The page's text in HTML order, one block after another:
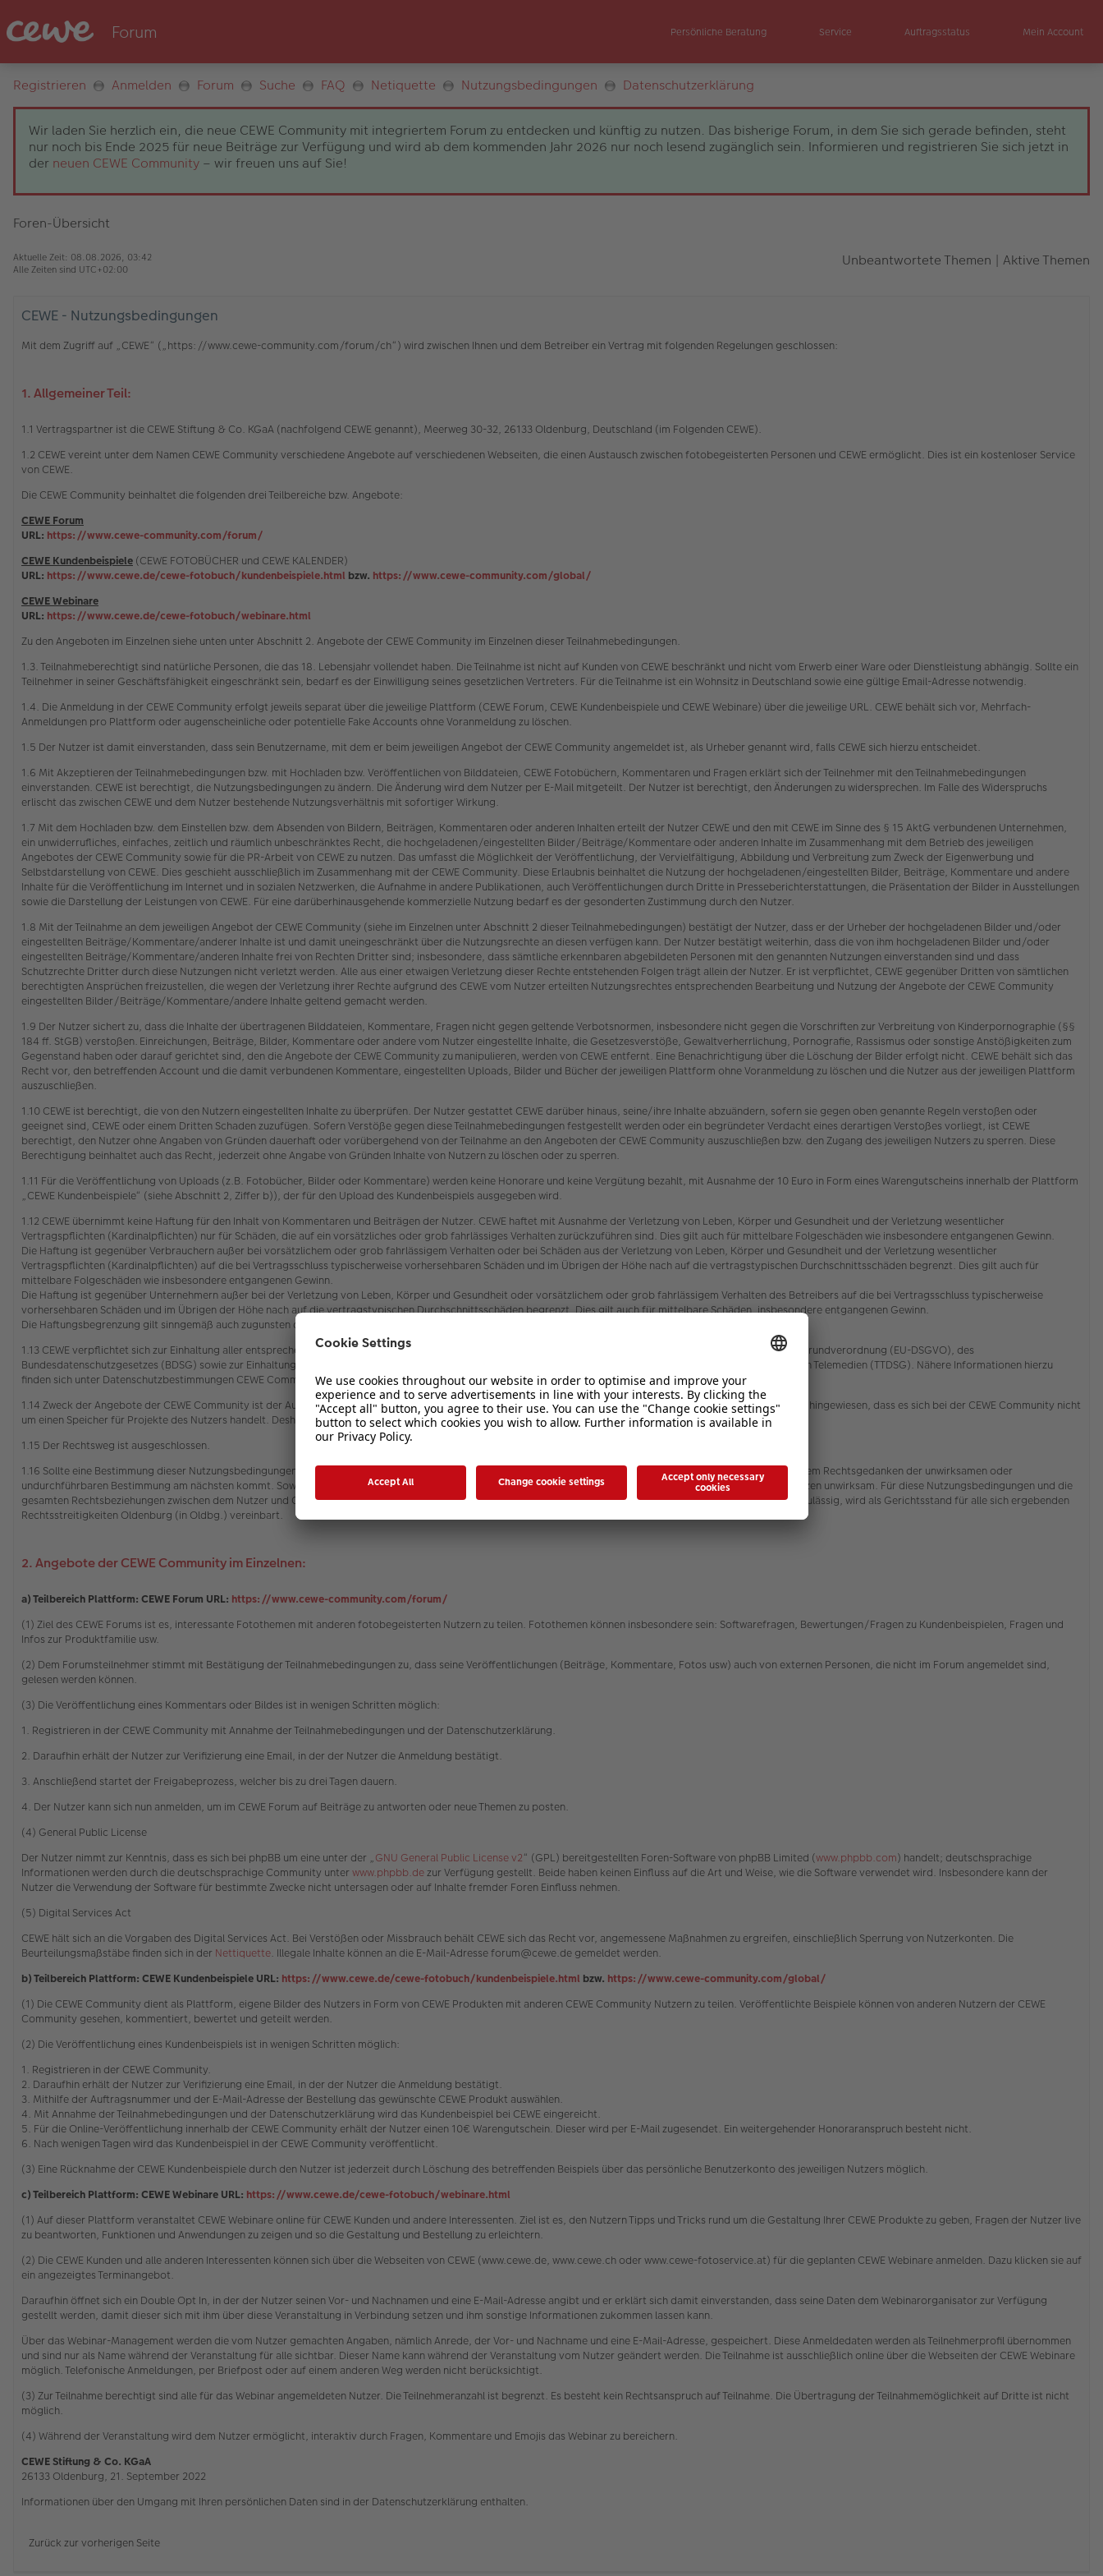
Persönliche Beratung Service Auftragsstatus Mein Account
Registrieren Anmelden Forum Suche FAQ Netiquette Nutzungsbedingungen Datenschutzerklärung
Wir laden Sie herzlich ein, die neue CEWE Community mit integriertem Forum zu entdecken und künftig zu nutzen. Das bisherige Forum, in dem Sie sich gerade befinden, steht
nur noch bis Ende 2025 für neue Beiträge zur Verfügung und wird ab dem kommenden Jahr 2026 nur noch lesend zugänglich sein. Informieren und registrieren Sie sich jetzt in
der neuen CEWE Community – wir freuen uns auf Sie!
Foren-Übersicht
Aktuelle Zeit: 08.08.2026, 03:42
Alle Zeiten sind UTC+02:00 Unbeantwortete Themen | Aktive Themen
CEWE - Nutzungsbedingungen
Mit dem Zugriff auf „CEWE“ („https://www.cewe-community.com/forum/ch“) wird zwischen Ihnen und dem Betreiber ein Vertrag mit folgenden Regelungen geschlossen:
1. Allgemeiner Teil:
1.1 Vertragspartner ist die CEWE Stiftung & Co. KGaA (nachfolgend CEWE genannt), Meerweg 30-32, 26133 Oldenburg, Deutschland (im Folgenden CEWE).
1.2 CEWE vereint unter dem Namen CEWE Community verschiedene Angebote auf verschiedenen Webseiten, die einen Austausch zwischen fotobegeisterten Personen und CEWE ermöglicht. Dies ist ein kostenloser Service
von CEWE.
Die CEWE Community beinhaltet die folgenden drei Teilbereiche bzw. Angebote:
CEWE Forum
URL: https://www.cewe-community.com/forum/
CEWE Kundenbeispiele (CEWE FOTOBÜCHER und CEWE KALENDER)
URL: https://www.cewe.de/cewe-fotobuch/kundenbeispiele.html bzw. https://www.cewe-community.com/global/
CEWE Webinare
URL: https://www.cewe.de/cewe-fotobuch/webinare.html
Zu den Angeboten im Einzelnen siehe unten unter Abschnitt 2. Angebote der CEWE Community im Einzelnen dieser Teilnahmebedingungen.
1.3. Teilnahmeberechtigt sind natürliche Personen, die das 18. Lebensjahr vollendet haben. Die Teilnahme ist nicht auf Kunden von CEWE beschränkt und nicht vom Erwerb einer Ware oder Dienstleistung abhängig. Sollte ein
Teilnehmer in seiner Geschäftsfähigkeit eingeschränkt sein, bedarf es der Einwilligung seines gesetzlichen Vertreters. Für die Teilnahme ist ein Wohnsitz in Deutschland sowie eine gültige Email-Adresse notwendig.
1.4. Die Anmeldung in der CEWE Community erfolgt jeweils separat über die jeweilige Plattform (CEWE Forum, CEWE Kundenbeispiele und CEWE Webinare) über die jeweilige URL. CEWE behält sich vor, Mehrfach-
Anmeldungen pro Plattform oder augenscheinliche oder potentielle Fake Accounts ohne Voranmeldung zu löschen.
1.5 Der Nutzer ist damit einverstanden, dass sein Benutzername, mit dem er beim jeweiligen Angebot der CEWE Community angemeldet ist, als Urheber genannt wird, falls CEWE sich hierzu entscheidet.
1.6 Mit Akzeptieren der Teilnahmebedingungen bzw. mit Hochladen bzw. Veröffentlichen von Bilddateien, CEWE Fotobüchern, Kommentaren und Fragen erklärt sich der Teilnehmer mit den Teilnahmebedingungen
einverstanden. CEWE ist berechtigt, die Nutzungsbedingungen zu ändern. Die Änderung wird dem Nutzer per E-Mail mitgeteilt. Der Nutzer ist berechtigt, den Änderungen zu widersprechen. Im Falle des Widerspruchs
erlischt das zwischen CEWE und dem Nutzer bestehende Nutzungsverhältnis mit sofortiger Wirkung.
1.7 Mit dem Hochladen bzw. dem Einstellen bzw. dem Absenden von Bildern, Beiträgen, Kommentaren oder anderen Inhalten erteilt der Nutzer CEWE und den mit CEWE im Sinne des § 15 AktG verbundenen Unternehmen,
ein unwiderrufliches, einfaches, zeitlich und räumlich unbeschränktes Recht, die hochgeladenen/eingestellten Bilder/Beiträge/Kommentare oder anderen Inhalte im Zusammenhang mit dem Betrieb des jeweiligen
Angebotes der CEWE Community sowie für die PR-Arbeit von CEWE zu nutzen. Das umfasst die Möglichkeit der Veröffentlichung, der Vervielfältigung, Abbildung und Verbreitung zum Zweck der Eigenwerbung und
Selbstdarstellung von CEWE. Dies geschieht ausschließlich im Zusammenhang mit der CEWE Community. Diese Erlaubnis beinhaltet die Nutzung der hochgeladenen/eingestellten Bilder, Beiträge, Kommentare und andere
Inhalte für die Veröffentlichung im Internet und in sozialen Netzwerken, die Aufnahme in andere Publikationen, auch Veröffentlichungen durch Dritte in Presseberichterstattungen, die Präsentation der Bilder in Ausstellungen
sowie die Darstellung der Leistungen von CEWE. Für eine darüberhinausgehende kommerzielle Nutzung bedarf es der gesonderten Zustimmung durch den Nutzer.
1.8 Mit der Teilnahme an dem jeweiligen Angebot der CEWE Community (siehe im Einzelnen unter Abschnitt 2 dieser Teilnahmebedingungen) bestätigt der Nutzer, dass er der Urheber der hochgeladenen Bilder und/oder
eingestellten Beiträge/Kommentare/anderer Inhalte ist und damit uneingeschränkt über die Nutzungsrechte an diesen verfügen kann. Der Nutzer bestätigt weiterhin, dass die von ihm hochgeladenen Bilder und/oder
eingestellten Beiträge/Kommentare/anderen Inhalte frei von Rechten Dritter sind; insbesondere, dass sämtliche erkennbaren abgebildeten Personen mit den genannten Nutzungen einverstanden sind und dass
Schutzrechte Dritter durch diese Nutzungen nicht verletzt werden. Alle aus einer etwaigen Verletzung dieser Rechte entstehenden Folgen trägt allein der Nutzer. Er ist verpflichtet, CEWE gegenüber Dritten von sämtlichen
berechtigten Ansprüchen freizustellen, die wegen der Verletzung ihrer Rechte aufgrund des CEWE vom Nutzer erteilten Nutzungsrechtes entsprechenden Bearbeitung und Nutzung der Angebote der CEWE Community
eingestellten Bilder/Beiträge/Kommentare/andere Inhalte geltend gemacht werden.
1.9 Der Nutzer sichert zu, dass die Inhalte der übertragenen Bilddateien, Kommentare, Fragen nicht gegen geltende Verbotsnormen, insbesondere nicht gegen die Vorschriften zur Verbreitung von Kinderpornographie (§§
184 ff. StGB) verstoßen. Einreichungen, Beiträge, Bilder, Kommentare oder andere vom Nutzer eingestellte Inhalte, die Gesetzesverstöße, Gewaltverherrlichung, Pornografie, Rassismus oder sonstige Anstößigkeiten zum
Gegenstand haben oder darauf gerichtet sind, den die Angebote der CEWE Community zu manipulieren, werden von CEWE entfernt. Eine Benachrichtigung über die Löschung der Bilder erfolgt nicht. CEWE behält sich das
Recht vor, den betreffenden Account und die damit verbundenen Kommentare, eingestellten Uploads, Bilder und Bücher der jeweiligen Plattform ohne Voranmeldung zu löschen und die Nutzer aus der jeweiligen Plattform
auszuschließen.
1.10 CEWE ist berechtigt, die von den Nutzern eingestellten Inhalte zu überprüfen. Der Nutzer gestattet CEWE darüber hinaus, seine/ihre Inhalte abzuändern, sofern sie gegen oben genannte Regeln verstoßen oder
geeignet sind, CEWE oder einem Dritten Schaden zuzufügen. Sofern Verstöße gegen diese Teilnahmebedingungen festgestellt werden oder ein begründeter Verdacht eines derartigen Verstoßes vorliegt, ist CEWE
berechtigt, den Nutzer ohne Angaben von Gründen dauerhaft oder vorübergehend von der Teilnahme an den Angeboten der CEWE Community auszuschließen bzw. den Zugang des jeweiligen Nutzers zu sperren. Diese
Berechtigung beinhaltet auch das Recht, jederzeit ohne Angabe von Gründen Inhalte von Nutzern zu löschen oder zu sperren.
1.11 Für die Veröffentlichung von Uploads (z.B. Fotobücher, Bilder oder Kommentare) werden keine Honorare und keine Vergütung bezahlt, mit Ausnahme der 10 Euro in Form eines Warengutscheins innerhalb der Plattform
„CEWE Kundenbeispiele“ (siehe Abschnitt 2, Ziffer b)), der für den Upload des Kundenbeispiels ausgegeben wird.
1.12 CEWE übernimmt keine Haftung für den Inhalt von Kommentaren und Beiträgen der Nutzer. CEWE haftet mit Ausnahme der Verletzung von Leben, Körper und Gesundheit und der Verletzung wesentlicher
Vertragspflichten (Kardinalpflichten) nur für Schäden, die auf ein vorsätzliches oder grob fahrlässiges Verhalten zurückzuführen sind. Dies gilt auch für mittelbare Folgeschäden wie insbesondere entgangenen Gewinn.
Die Haftung ist gegenüber Verbrauchern außer bei vorsätzlichem oder grob fahrlässigem Verhalten oder bei Schäden aus der Verletzung von Leben, Körper und Gesundheit und der Verletzung wesentlicher
Vertragspflichten (Kardinalpflichten) auf die bei Vertragsschluss typischerweise vorhersehbaren Schäden und im Übrigen der Höhe nach auf die vertragstypischen Durchschnittsschäden begrenzt. Dies gilt auch für
mittelbare Folgeschäden wie insbesondere entgangenen Gewinn.
Die Haftung ist gegenüber Unternehmern außer bei der Verletzung von Leben, Körper und Gesundheit oder vorsätzlichem oder grob fahrlässigem Verhalten des Betreibers auf die bei Vertragsschluss typischerweise
vorhersehbaren Schäden und im Übrigen der Höhe nach auf die vertragstypischen Durchschnittsschäden begrenzt. Dies gilt auch für mittelbare Schäden, insbesondere entgangenen Gewinn.
Die Haftungsbegrenzung gilt sinngemäß auch zugunsten der Mitarbeiter und Erfüllungsgehilfen von CEWE.
1.13 CEWE verpflichtet sich zur Einhaltung aller entsprechenden geltenden datenschutzrechtlichen Bestimmungen, insbesondere zur Einhaltung der EU-Datenschutzgrundverordnung (EU-DSGVO), des
Bundesdatenschutzgesetzes (BDSG) sowie zur Einhaltung des Gesetzes über den Datenschutz und den Schutz der Privatsphäre in der Telekommunikation und bei den Telemedien (TTDSG). Nähere Informationen hierzu
finden sich unter Datenschutzbestimmungen CEWE Community
1.14 Zweck der Angebote der CEWE Community ist der Austausch zwischen fotobegeisterten Personen und CEWE (siehe oben Ziffer 1.2). Es wird ausdrücklich darauf hingewiesen, dass es sich bei der CEWE Community nicht
um einen Speicher für Projekte des Nutzers handelt. Deshalb wird eine Haftung für etwaigen Datenverlust seitens CEWE nicht übernommen.
1.15 Der Rechtsweg ist ausgeschlossen.
1.16 Sollte eine Bestimmung dieser Nutzungsbedingungen unwirksam oder undurchführbar sein, tritt an ihre Stelle die gültige oder durchführbare Bestimmung, die dem Rechtsgedanken der unwirksamen oder
undurchführbaren Bestimmung am nächsten kommt. Soweit dies für eine Partei eine unzumutbare Härte darstellen würde, werden die Nutzungsbedingungen im Ganzen unwirksam. Für diese Nutzungsbedingungen und die
gesamten Rechtsbeziehungen zwischen dem Nutzer und CEWE gilt das Recht der Bundesrepublik Deutschland unter Ausschluss des UN-Kaufrechtes (CISG). Soweit zulässig, wird als Gerichtsstand für alle sich ergebenden
Rechtsstreitigkeiten Oldenburg (in Oldbg.) vereinbart.
2. Angebote der CEWE Community im Einzelnen:
a) Teilbereich Plattform: CEWE Forum URL: https://www.cewe-community.com/forum/
(1) Ziel des CEWE Forums ist es, interessante Fotothemen mit anderen fotobegeisterten Nutzern zu teilen. Fotothemen können insbesondere sein: Softwarefragen, Bewertungen/Fragen zu Kundenbeispielen, Fragen und
Infos zur Produktfamilie usw.
(2) Dem Forumsteilnehmer stimmt mit Bestätigung der Teilnahmebedingungen zu, dass seine Veröffentlichungen (Beiträge, Kommentare, Fotos usw) auch von externen Personen, die nicht im Forum angemeldet sind,
gelesen werden können.
(3) Die Veröffentlichung eines Kommentars oder Bildes ist in wenigen Schritten möglich:
1. Registrieren in der CEWE Community mit Annahme der Teilnahmebedingungen und der Datenschutzerklärung.
2. Daraufhin erhält der Nutzer zur Verifizierung eine Email, in der der Nutzer die Anmeldung bestätigt.
3. Anschließend startet der Freigabeprozess, welcher bis zu drei Tagen dauern.
4. Der Nutzer kann sich nun anmelden, um im CEWE Forum auf Beiträge zu antworten oder neue Themen zu posten.
(4) General Public License
Der Nutzer nimmt zur Kenntnis, dass es sich bei phpBB um eine unter der „GNU General Public License v2“ (GPL) bereitgestellten Foren-Software von phpBB Limited (www.phpbb.com) handelt; deutschsprachige
Informationen werden durch die deutschsprachige Community unter www.phpbb.dezur Verfügung gestellt. Beide haben keinen Einfluss auf die Art und Weise, wie die Software verwendet wird. Insbesondere kann der
Nutzer die Verwendung der Software für bestimmte Zwecke nicht untersagen oder auf Inhalte fremder Foren Einfluss nehmen.
(5) Digital Services Act
CEWE hält sich an die Vorgaben des Digital Services Act. Bei Verstößen oder Missbrauch behält CEWE sich das Recht vor, angemessene Maßnahmen zu ergreifen, einschließlich Sperrung von Nutzerkonten. Die
Beurteilungsmaßstäbe finden sich in der Nettiquette. Illegale Inhalte können an die E-Mail-Adresse forum@cewe.de gemeldet werden.
b) Teilbereich Plattform: CEWE Kundenbeispiele URL: https://www.cewe.de/cewe-fotobuch/kundenbeispiele.html bzw. https://www.cewe-community.com/global/
(1) Die CEWE Community dient als Plattform, eigene Bilder des Nutzers in Form von CEWE Produkten mit anderen CEWE Community Nutzern zu teilen. Veröffentlichte Beispiele können von anderen Nutzern der CEWE
Community gesehen, kommentiert, bewertet und geteilt werden.
(2) Die Veröffentlichung eines Kundenbeispiels ist in wenigen Schritten möglich:
1. Registrieren in der CEWE Community.
2. Daraufhin erhält der Nutzer zur Verifizierung eine Email, in der der Nutzer die Anmeldung bestätigt.
3. Mithilfe der Auftragsnummer und der E-Mail-Adresse der Bestellung das gewünschte CEWE Produkt auswählen.
4. Mit Annahme der Teilnahmebedingungen und der Datenschutzerklärung wird das Kundenbeispiel bei CEWE eingereicht.
5. Für die Online-Veröffentlichung innerhalb der CEWE Community erhält der Nutzer einen 10€ Warengutschein. Dieser wird per E-Mail zugesendet. Ein weitergehender Honoraranspruch besteht nicht.
6. Nach wenigen Tagen wird das Kundenbeispiel in der CEWE Community veröffentlicht.
(3) Eine Rücknahme der CEWE Kundenbeispiele durch den Nutzer ist jederzeit durch Löschung des betreffenden Beispiels über das persönliche Benutzerkonto des jeweiligen Nutzers möglich.
c) Teilbereich Plattform: CEWE Webinare URL: https://www.cewe.de/cewe-fotobuch/webinare.html
(1) Auf dieser Plattform veranstaltet CEWE Webinare online für CEWE Kunden und andere Interessenten. Ziel ist es, den Nutzern Tipps und Tricks rund um die Gestaltung Ihrer CEWE Produkte zu geben, Fragen der Nutzer live
zu beantworten, Funktionen und Anwendungen zu zeigen und so die Gestaltung und Bestellung zu erleichtern.
(2) Die CEWE Kunden und alle anderen Interessenten können sich über die Webseiten von CEWE (www.cewe.de, www.cewe.ch oder www.cewe-fotoservice.at) für die geplanten CEWE Webinare anmelden. Dazu klicken sie auf
ein angezeigtes Terminangebot.
Daraufhin öffnet sich ein Double Opt In, in der der Nutzer seinen Vor- und Nachnamen und eine E-Mail-Adresse angibt und er erklärt sich damit einverstanden, dass seine Daten dem Webinarorganisator zur Verfügung
gestellt werden, damit dieser sich mit ihm über diese Veranstaltung in Verbindung setzen und ihm sonstige Informationen zukommen lassen kann.
Über das Webinar-Management werden die vom Nutzer gemachten Angaben, nämlich Anrede, der Vor- und Nachname und eine E-Mail-Adresse, gespeichert. Diese Anmeldedaten werden als Teilnehmerprofil übernommen
und sind nur als Name während der Veranstaltung für alle sichtbar. Dieser Name kann während der Veranstaltung vom Nutzer geändert werden. Die Teilnahme ist ausschließlich online über die Webseiten der CEWE Webinare
möglich. Telefonische Anmeldungen, per Briefpost oder auf einem anderen Weg werden nicht berücksichtigt.
(3) Zur Teilnahme berechtigt sind alle für das Webinar angemeldeten Nutzer. Die Teilnehmeranzahl ist begrenzt. Es besteht kein Rechtsanspruch auf Teilnahme. Die Übertragung der Teilnahmemöglichkeit auf Dritte ist nicht
möglich.
(4) Während der Veranstaltung wird dem Nutzer ermöglicht, interaktiv durch Fragen, Kommentare und Emojis das Webinar zu bereichern.
CEWE Stiftung & Co. KGaA
26133 Oldenburg, 21. September 2022
Informationen über den Umgang mit Ihren persönlichen Daten sind in der Datenschutzerklärung enthalten.
Zurück zur vorherigen Seite